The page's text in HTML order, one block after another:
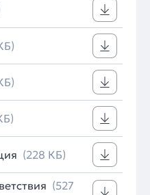
(228 КБ)
(527